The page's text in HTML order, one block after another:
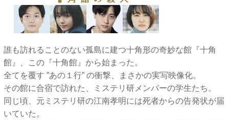
誰も訪れることのない孤島に建つ十角形の奇妙な館『十角
館』、この『十角館』から始まった。
全てを覆す ”あの１行” の衝撃、まさかの実写映像化。
その館に合宿で訪れた、ミステリ研メンバーの学生たち。
同じ頃、元ミステリ研の江南孝明には死者からの告発状が届
いていた。